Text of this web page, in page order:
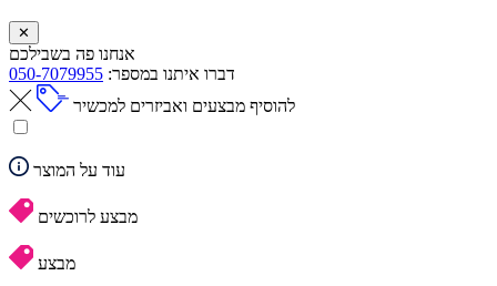
✕
אנחנו פה בשבילכם
דברו איתנו במספר: 050-7079955
להוסיף מבצעים ואביזרים למכשיר
עוד על המוצר
מבצע לרוכשים
מבצע